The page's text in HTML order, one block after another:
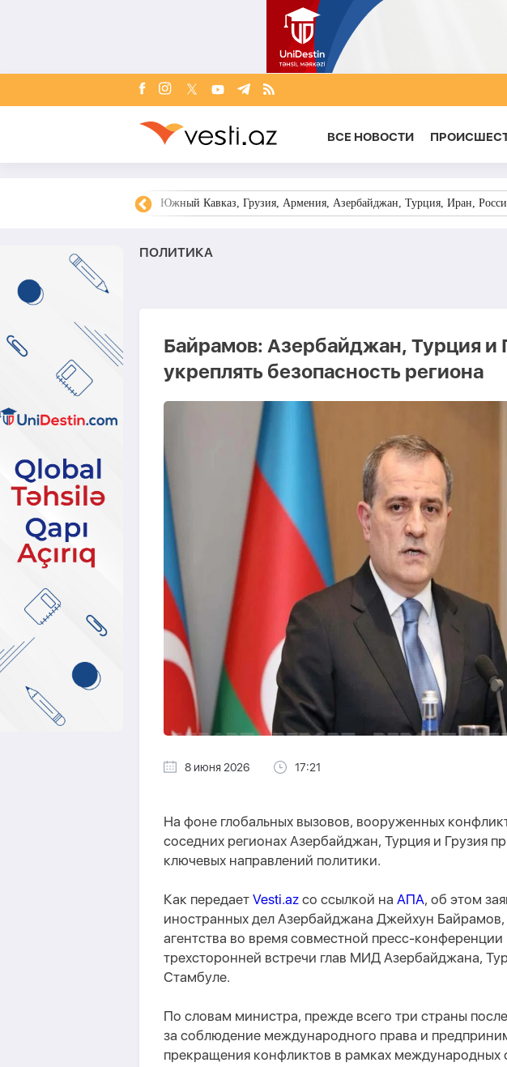
ВСЕ НОВОСТИ
Южный Кавказ, Грузия, Армения, Азербайджан, Турция, Иран,
ПОЛИТИКА
Байрамов: Азербайджан, Турция и
укреплять безопасность региона
8 июня 2026 17:21
На фоне глобальных вызовов, вооруженных
соседних регионах Азербайджан, Турция и Грузия
ключевых направлений политики.
Как передает Vesti.az со ссылкой на АПА, об этом
иностранных дел Азербайджана Джейхун Байрамов,
агентства во время совместной пресс-конференции
трехсторонней встречи глав МИД Азербайджана,
Стамбуле.
По словам министра, прежде всего три страны
за соблюдение международного права и
прекращения конфликтов в рамках международных